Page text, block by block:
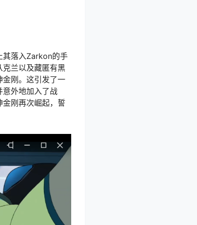
其落入Zarkon的手
兰以及藏匿有黑
刚。这引发了一
意外地加入了战
刚再次崛起，誓